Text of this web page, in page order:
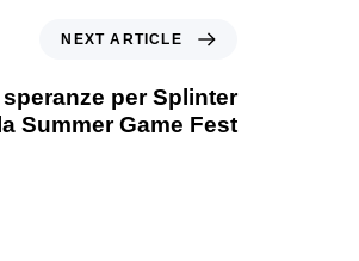
NEXT ARTICLE
per Splinter
Summer Game Fest